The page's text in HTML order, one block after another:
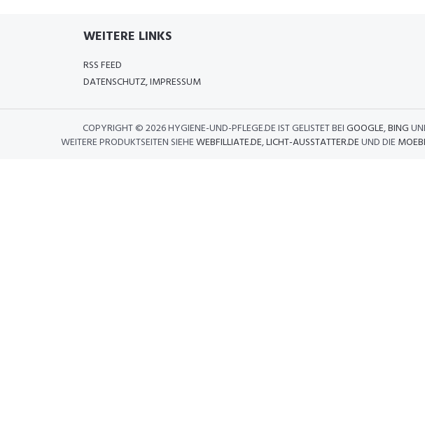
WEITERE LINKS
RSS FEED
DATENSCHUTZ, IMPRESSUM
COPYRIGHT ©2026 HYGIENE-UND-PFLEGE.DE IST GELISTET BEIGOOGLE,BING
WEITERE PRODUKTSEITEN SIEHEWEBFILLIATE.DE,LICHT-AUSSTATTER.DEUND DIE